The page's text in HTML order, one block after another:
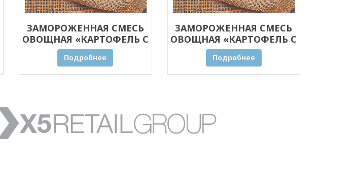
ЗАМОРОЖЕННАЯ СМЕСЬ
ОВОЩНАЯ «КАРТОФЕЛЬ С
ГРИБАМИ» ОПТОМ 10 КГ
Подробнее
ЗАМОРОЖЕННАЯ СМЕСЬ
ОВОЩНАЯ «КАРТОФЕЛЬ С
ГРИБАМИ» ОПТОМ 5 КГ
Подробнее